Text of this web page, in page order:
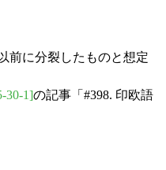
前に分裂したものと想定
30-1]の記事「#398. 印欧語